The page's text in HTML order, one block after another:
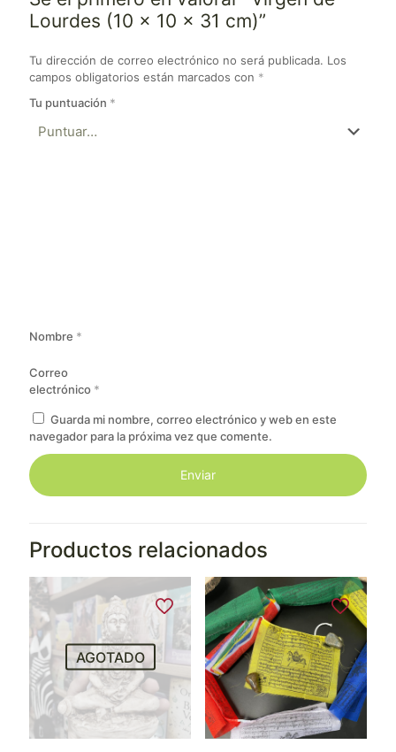
Lourdes (10 x 10 x 31 cm)”
Tu dirección de correo electrónico no será publicada. Los
campos obligatorios están marcados con *
Tu puntuación *
Nombre *
Correo
electrónico *
Guarda mi nombre, correo electrónico y web en este
navegador para la próxima vez que comente.
Productos relacionados
AGOTADO